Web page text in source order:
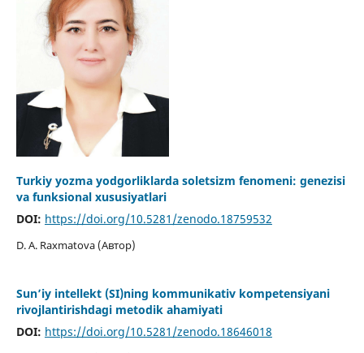
Turkiy yozma yodgorliklarda soletsizm fenomeni: genezisi
va funksional xususiyatlari
DOI: https://doi.org/10.5281/zenodo.18759532
D. A. Raxmatova (Автор)
Sun’iy intellekt (SI)ning kommunikativ kompetensiyani
rivojlantirishdagi metodik ahamiyati
DOI: https://doi.org/10.5281/zenodo.18646018